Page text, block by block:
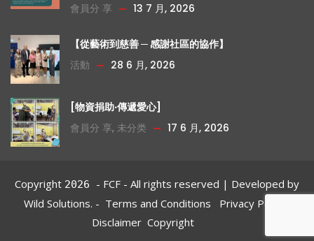
會員分 享
13 7 月, 2026
【從藝術到慈善 ─ 感謝社區的協作】
活動
28 6 月, 2026
[物資捐助‧傳遞愛心]
會員分 享, 未分类 17 6 月, 2026
Copyright 2026 - FCF - All rights reserved | Developed by
Wild Solutions. - Terms and Conditions‎
Privacy Policy
Disclaimer Copyright